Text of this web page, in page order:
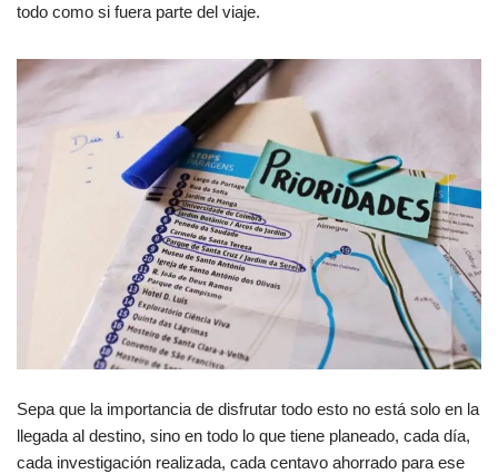
todo como si fuera parte del viaje.
Sepa que la importancia de disfrutar todo esto no está solo en la
llegada al destino, sino en todo lo que tiene planeado, cada día,
cada investigación realizada, cada centavo ahorrado para ese